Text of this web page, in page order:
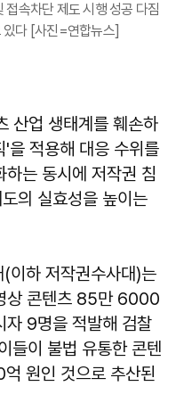
속차단 제도 시행 성공 다짐
있다 [사진=연합뉴스]
산업 생태계를 훼손하
을 적용해 대응 수위를
는 동시에 저작권 침
의 실효성을 높이는
이하 저작권수사대)는
상 콘텐츠 85만 6000
자 9명을 적발해 검찰
들이 불법 유통한 콘텐
원인 것으로 추산된